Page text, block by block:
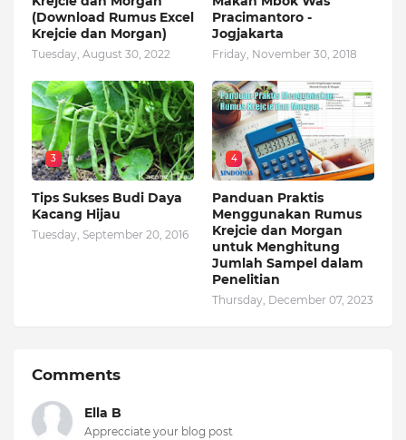
(Download Rumus Excel
Krejcie dan Morgan)
Tuesday, August 30, 2022
Pracimantoro -
Jogjakarta
Friday, November 30, 2018
3
Tips Sukses Budi Daya
Kacang Hijau
Tuesday, September 20, 2016
4
Panduan Praktis
Menggunakan Rumus
Krejcie dan Morgan
untuk Menghitung
Jumlah Sampel dalam
Penelitian
Thursday, December 07, 2023
Comments
Ella B
Apprecciate your blog post